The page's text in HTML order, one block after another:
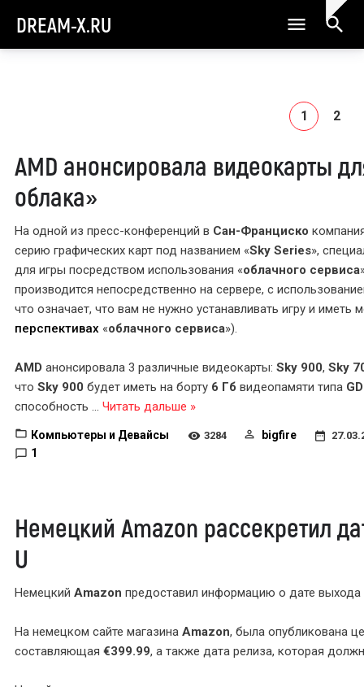
DREAM-X.RU
1 2
AMD анонсировала видеокарты
облака»
На одной из пресс-конференций в Сан-Франциско
серию графических карт под названием «Sky Series»,
для игры посредством использования «облачного сервиса
производится непосредственно на сервере, с
что означает, что вам не нужно устанавливать игру и
перспективах «облачного сервиса»).
AMD анонсировала 3 различные видеокарты: Sky 900, Sky
что Sky 900 будет иметь на борту 6 Гб видеопамяти типа
способность ... Читать дальше »
Компьютеры и Девайсы 3284 bigfire
1
Немецкий Amazon рассекретил
U
Немецкий Amazon предоставил информацию о дате
На немецком сайте магазина Amazon, была опубликована
составляющая €399.99, а также дата релиза, которая